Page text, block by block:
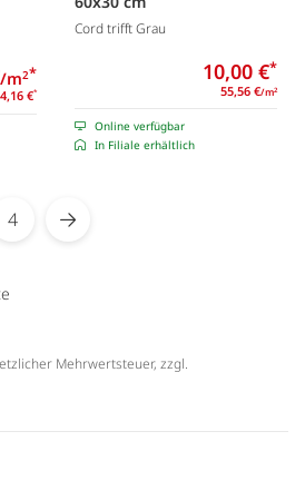
€*
/m2*
Cord trifft Grau
10,00 €*
55,56 €/m2
Online verfügbar
In Filiale erhältlich
page
Seite
4 Seite
Weiter
Mehrwertsteuer, zzgl.